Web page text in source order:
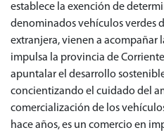
establece la exención de
denominados vehículos verdes
extranjera, vienen a acompañar
impulsa la provincia de
apuntalar el desarrollo
concientizando el cuidado del
comercialización de los
hace años, es un comercio en